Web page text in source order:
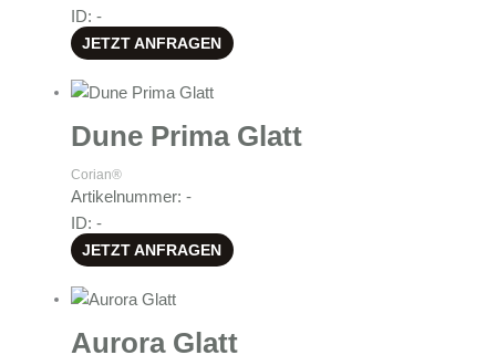
ID: -
JETZT ANFRAGEN
Dune Prima Glatt
Corian®
Artikelnummer: -
ID: -
JETZT ANFRAGEN
Aurora Glatt